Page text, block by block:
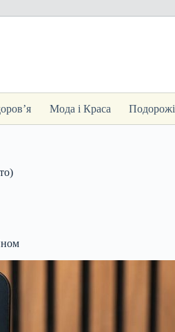
Мода і Краса Подорожі